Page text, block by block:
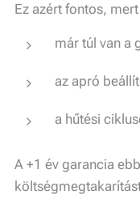
Ez azért fontos,
már túl van a
az apró
a hűtési
A +1 év garancia